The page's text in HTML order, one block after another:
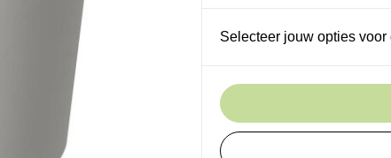
Selecteer jouw opties